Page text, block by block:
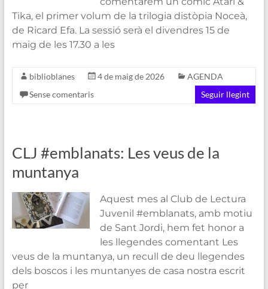
Tika, el primer volum de la trilogia distòpia Noceà,
de Ricard Efa. La sessió serà el divendres 15 de
maig de les 17.30 a les
biblioblanes 4 de maig de 2026
AGENDA
Sense comentaris
Seguir llegint
CLJ #emblanats: Les veus de la
muntanya
Aquest mes al Club de Lectura
Juvenil #emblanats, amb motiu
de Sant Jordi, hem fet honor a
les llegendes comentant Les
veus de la muntanya, un recull de deu llegendes
dels boscos i les muntanyes de casa nostra escrit
per